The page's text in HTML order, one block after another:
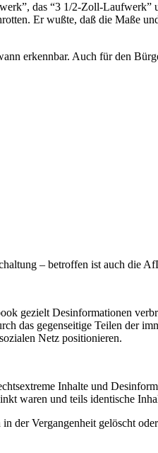
das “3 1/2-Zoll-Laufwerk”
Er wußte, daß die Maße
erkennbar. Auch für den
– betroffen ist auch die
gezielt Desinformationen
das gegenseitige Teilen der
Netz positionieren.
Inhalte und
waren und teils identische
der Vergangenheit gelöscht